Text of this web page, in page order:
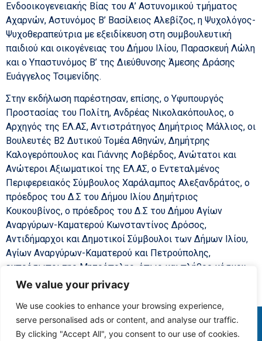
We value your privacy
We use cookies to enhance your browsing experience,
serve personalised ads or content, and analyse our traffic.
By clicking "Accept All", you consent to our use of cookies.
Ενδοοικογενειακής Βίας του Α’ Αστυνομικού τμήματος
Αχαρνών, Αστυνόμος Β’ Βασίλειος Αλεβίζος, η Ψυχολόγος-
Ψυχοθεραπεύτρια με εξειδίκευση στη συμβουλευτική
παιδιού και οικογένειας του Δήμου Ιλίου, Παρασκευή Λώλη
και ο Υπαστυνόμος Β’ της Διεύθυνσης Άμεσης Δράσης
Ευάγγελος Τσιμενίδης.
Στην εκδήλωση παρέστησαν, επίσης, ο Υφυπουργός
Προστασίας του Πολίτη, Ανδρέας Νικολακόπουλος, ο
Αρχηγός της ΕΛ.ΑΣ, Αντιστράτηγος Δημήτριος Μάλλιος, οι
Βουλευτές Β2 Δυτικού Τομέα Αθηνών, Δημήτρης
Καλογερόπουλος και Γιάννης Λοβέρδος, Ανώτατοι και
Ανώτεροι Αξιωματικοί της ΕΛ.ΑΣ, ο Εντεταλμένος
Περιφερειακός Σύμβουλος Χαράλαμπος Αλεξανδράτος, ο
πρόεδρος του Δ.Σ του Δήμου Ιλίου Δημήτριος
Κουκουβίνος, ο πρόεδρος του Δ.Σ του Δήμου Αγίων
Αναργύρων-Καματερού Κωνσταντίνος Δρόσος,
Αντιδήμαρχοι και Δημοτικοί Σύμβουλοι των Δήμων Ιλίου,
Αγίων Αναργύρων-Καματερού και Πετρούπολης,
εκπρόσωποι της Μητρόπολης, όπως και πλήθος κόσμου.
COPYRIGHT © 2025
CHRISOCHOIDIS